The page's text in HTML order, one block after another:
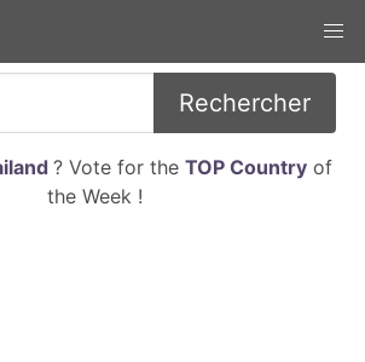
Rechercher
? Vote for the TOP Countryof
the Week !